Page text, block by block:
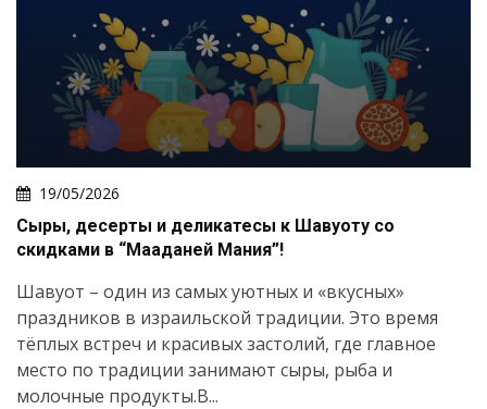
19/05/2026
Сыры, десерты и деликатесы к Шавуоту со
скидками в “Мааданей Мания”!
Шавуот – один из самых уютных и «вкусных»
праздников в израильской традиции. Это время
тёплых встреч и красивых застолий, где главное
место по традиции занимают сыры, рыба и
молочные продукты.В...